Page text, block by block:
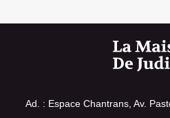
Ad. : Espace Chantrans, Av.